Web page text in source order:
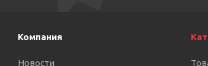
Компания
Новости